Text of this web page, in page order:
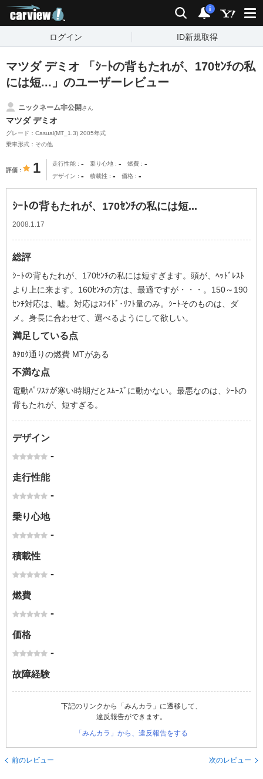
検索 通知
i
ログイン ID新規取得
マツダ デミオ 「ｼｰﾄの背もたれが、170ｾﾝﾁの私
には短...」のユーザーレビュー
ニックネーム非公開さん
マツダ デミオ
グレード：Casual(MT_1.3) 2005年式
乗車形式：その他
評価 1 走行性能 - 乗り心地 - 燃費 -
デザイン - 積載性 - 価格 -
ｼｰﾄの背もたれが、170ｾﾝﾁの私には短...
2008.1.17
総評
ｼｰﾄの背もたれが、170ｾﾝﾁの私には短すぎます。頭が、ﾍｯﾄﾞﾚｽﾄ
より上に来ます。160ｾﾝﾁの方は、最適ですが・・・。150～190
ｾﾝﾁ対応は、嘘。対応はｽﾗｲﾄﾞ･ﾘﾌﾄ量のみ。ｼｰﾄそのものは、ダ
メ。身長に合わせて、選べるようにして欲しい。
満足している点
ｶﾀﾛｸ通りの燃費 MTがある
不満な点
電動ﾊﾟﾜｽﾃが寒い時期だとｽﾑｰｽﾞに動かない。最悪なのは、ｼｰﾄの
背もたれが、短すぎる。
デザイン
-
走行性能
-
乗り心地
-
積載性
-
燃費
-
価格
-
故障経験
下記のリンクから「みんカラ」に遷移して、
違反報告ができます。
「みんカラ」から、違反報告をする
前のレビュー 次のレビュー